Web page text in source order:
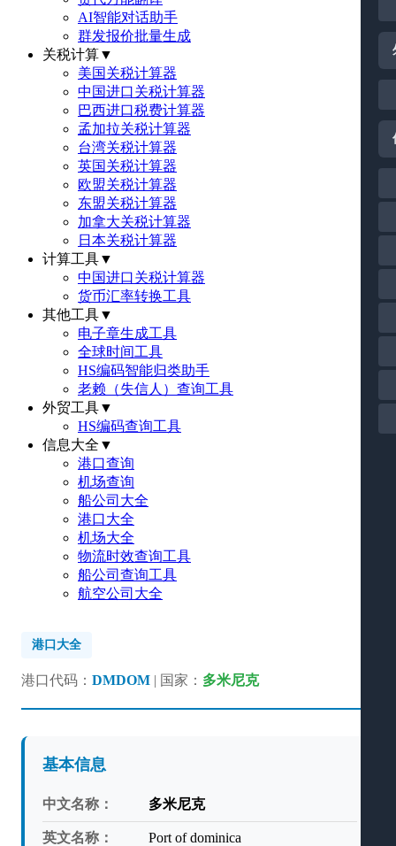
AI智能对话助手
群发报价批量生成
关税计算▼
美国关税计算器
中国进口关税计算器
巴西进口税费计算器
孟加拉关税计算器
台湾关税计算器
英国关税计算器
欧盟关税计算器
东盟关税计算器
加拿大关税计算器
日本关税计算器
计算工具▼
中国进口关税计算器
货币汇率转换工具
其他工具▼
电子章生成工具
全球时间工具
HS编码智能归类助手
老赖（失信人）查询工具
外贸工具▼
HS编码查询工具
信息大全 ▼
港口查询
机场查询
船公司大全
港口大全
机场大全
物流时效查询工具
船公司查询工具
航空公司大全
港口大全
港口代码： DMDOM | 国家： 多米尼克
基本信息
中文名称： 多米尼克
英文名称： Port of dominica